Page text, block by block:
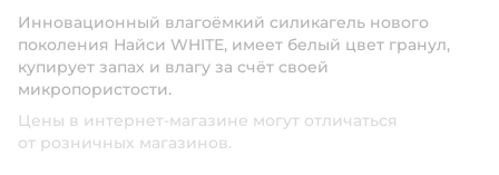
Инновационный влагоёмкий силикагель нового
поколения Найси WHITE, имеет белый цвет гранул,
купирует запах и влагу за счёт своей
микропористости.
Цены в интернет-магазине могут отличаться
от розничных магазинов.